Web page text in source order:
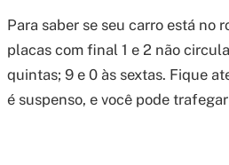
Para saber se seu carro está no
placas com final 1 e 2 não
quintas; 9 e 0 às sextas. Fique
é suspenso, e você pode